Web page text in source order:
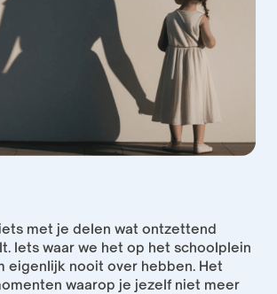
met je delen wat ontzettend
Iets waar we het op het schoolplein
eigenlijk nooit over hebben. Het
waarop je jezelf niet meer